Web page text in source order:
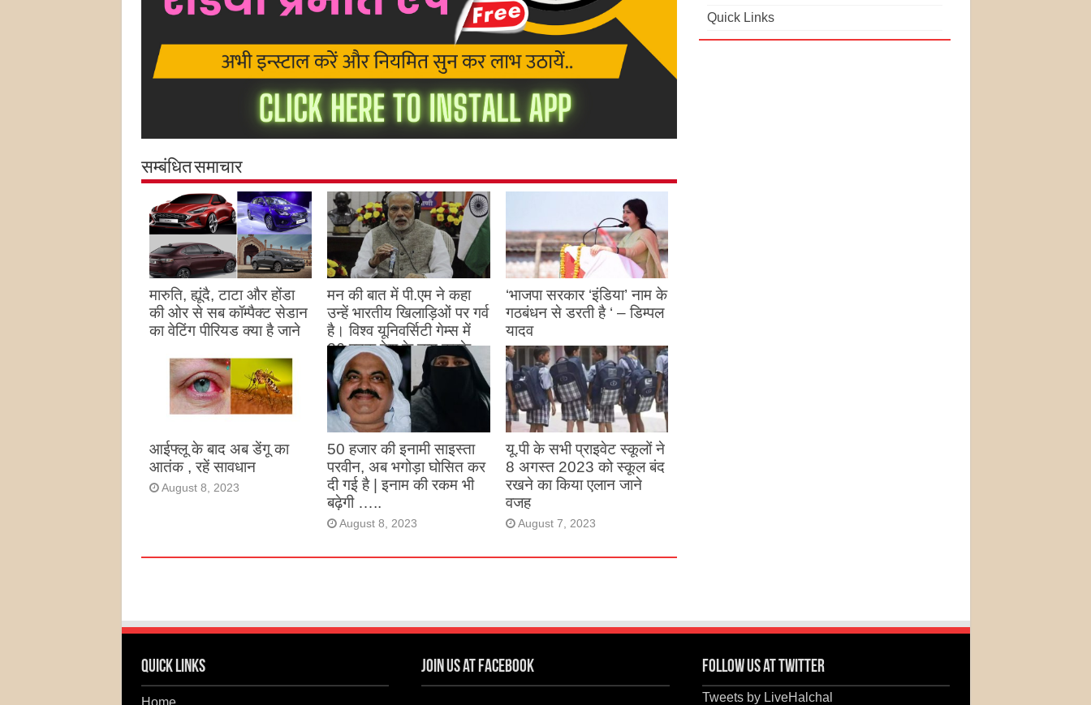
सम्बंधित समाचार
मारुति, ह्यूंदै, टाटा और होंडा
की ओर से सब कॉम्पैक्ट सेडान
का वेटिंग पीरियड क्या है जाने
मन की बात में पी.एम ने कहा
उन्हें भारतीय खिलाड़िओं पर गर्व
है। विश्व यूनिवर्सिटी गेम्स में
26 पदक देश के नाम करके
उन्होंने देश का नाम रोशन किया
है
August 27, 2023
‘भाजपा सरकार ‘इंडिया’ नाम के
गठबंधन से डरती है ‘ – डिम्पल
यादव
August 26, 2023
आईफ्लू के बाद अब डेंगू का
आतंक , रहें सावधान
August 8, 2023
50 हजार की इनामी साइस्ता
परवीन, अब भगोड़ा घोसित कर
दी गई है | इनाम की रकम भी
बढ़ेगी …..
August 8, 2023
यू.पी के सभी प्राइवेट स्कूलों ने
8 अगस्त 2023 को स्कूल बंद
रखने का किया एलान जाने
वजह
August 7, 2023
Quick Links
Quick Links Join us at Facebook Follow us at Twitter
Tweets by LiveHalchal